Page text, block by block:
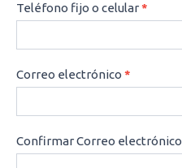
Teléfono fijo o celular*
Correo electrónico *
Confirmar Correo electrónico